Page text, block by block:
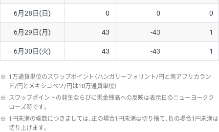
6月28日(日) 0 0 0
6月29日(月) 43 -43 1
6月30日(火) 43 -43 1
※ 1万通貨単位のスワップポイント（ハンガリーフォリント/円と南アフリカラン
ド/円とメキシコペソ/円は10万通貨単位）
※ スワップポイントの発生ならびに現金残高への反映は表示日のニューヨークク
ローズ時です。
※ 1円未満の端数につきましては、正の場合1円未満は切り捨て、負の場合1円未満は
切り上げます。